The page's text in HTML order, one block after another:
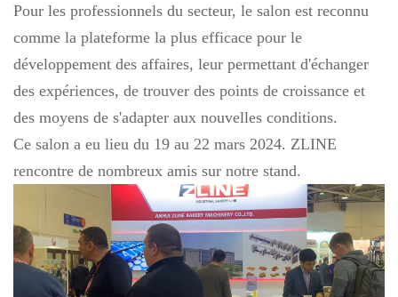
Pour les professionnels du secteur, le salon est reconnu
comme la plateforme la plus efficace pour le
développement des affaires, leur permettant d'échanger
des expériences, de trouver des points de croissance et
des moyens de s'adapter aux nouvelles conditions.
Ce salon a eu lieu du 19 au 22 mars 2024. ZLINE
rencontre de nombreux amis sur notre stand.